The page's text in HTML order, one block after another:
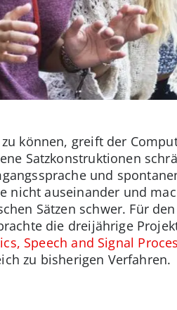
können, greift der
Satzkonstruktionen
und
nicht auseinander und
Sätzen schwer. Für
die dreijährige
Speech and Signal
zu bisherigen Verfahren.